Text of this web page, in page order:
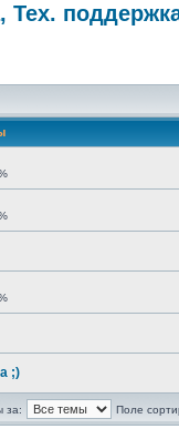
;)
за: Поле